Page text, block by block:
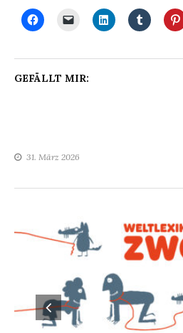
GEFÄLLT MIR:
31. März 2026